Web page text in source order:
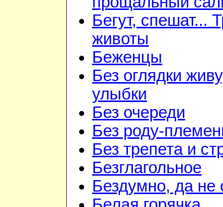
Бегут, спешат...
животы
Беженцы
Без оглядки
улыбки
Без очереди
Без роду-
Без трепета и
Безглагольное
Бездумно, да не